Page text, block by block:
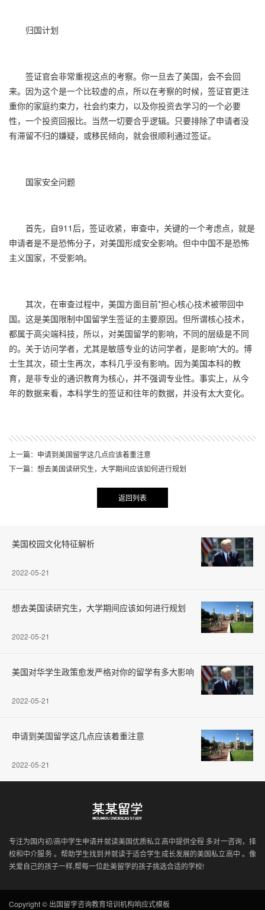
归国计划
签证官会非常重视这点的考察。你一旦去了美国，会不会回
来。因为这个是一个比较虚的点，所以在考察的时候，签证官更注
重你的家庭约束力，社会约束力，以及你投资去学习的一个必要
性，一个投资回报比。当然一切要合乎逻辑。只要排除了申请者没
有滞留不归的嫌疑，或移民倾向，就会很顺利通过签证。
国家安全问题
首先，自911后，签证收紧，审查中，关键的一个考虑点，就是
申请者是不是恐怖分子，对美国形成安全影响。但中中国不是恐怖
主义国家，不受影响。
其次，在审查过程中，美国方面目前*担心核心技术被带回中
国。这是美国限制中国留学生签证的主要原因。但所谓核心技术，
都属于高尖端科技，所以，对美国留学的影响，不同的层级是不同
的。关于访问学者，尤其是敏感专业的访问学者，是影响*大的。博
士生其次，硕士生再次，本科几乎没有影响。因为美国本科的教
育，是非专业的通识教育为核心，并不强调专业性。事实上，从今
年的数据来看，本科学生的签证和往年的数据，并没有太大变化。
上一篇：申请到美国留学这几点应该着重注意
下一篇：想去美国读研究生，大学期间应该如何进行规划
返回列表
美国校园文化特征解析
2022-05-21
想去美国读研究生，大学期间应该如何进行规划
2022-05-21
美国对华学生政策愈发严格对你的留学有多大影响
2022-05-21
申请到美国留学这几点应该着重注意
2022-05-21
专注为国内初/高中学生申请并就读美国优质私立高中提供全程 多对一咨询，择
校和中介服务 。帮助学生找到并就读于适合学生成长发展的美国私立高中 。像
关爱自己的孩子一样,帮每一位赴美留学的孩子挑选合适的学校!
Copyright © 出国留学咨询教育培训机构响应式模板